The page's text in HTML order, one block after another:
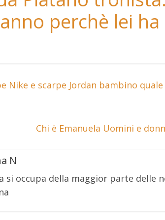
perchè lei
Nike e scarpe Jordan bambino
Chi è Emanuela Uomini e
N
si occupa della maggior parte delle